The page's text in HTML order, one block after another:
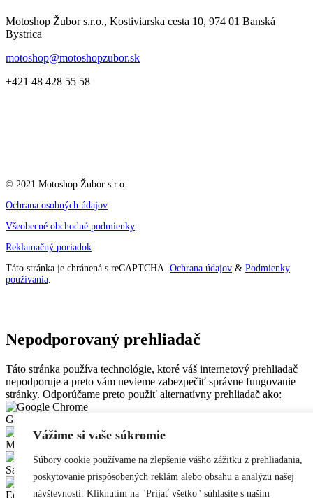
Vážime si vaše súkromie
Súbory cookie používame na zlepšenie vášho zážitku z prehliadania,
poskytovanie prispôsobených reklám alebo obsahu a analýzu našej
návštevnosti. Kliknutím na "Prijať všetko" súhlasíte s naším
Motoshop Žubor s.r.o., Kostiviarska cesta 10, 974 01 Banská
Bystrica
motoshop@motoshopzubor.sk
+421 48 428 55 58
© 2021 Motoshop Žubor s.r.o.
Ochrana osobných údajov
Všeobecné obchodné podmienky
Reklamačný poriadok
Táto stránka je chránená s reCAPTCHA. Ochrana údajov & Podmienky
používania.
Nepodporovaný prehliadač
Táto stránka používa technológie, ktoré váš internetový prehliadač
nepodporuje a preto vám nevieme zabezpečiť správne fungovanie
stránky. Odporúčame preto použiť alternatívny prehliadač ako:
Google Chrome
Mozilla Firefox
Safari
Edge